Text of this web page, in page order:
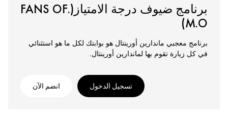
برنامج ضيوف درجة الامتياز(.FANS OF
M.O)
برنامج معجبي ماندارين أورينتال هو بوابتك لكل ما هو استثنائي
في كل زيارة تقوم بها لماندارين أورينتال.
تسجيل الدخول انضم الآن